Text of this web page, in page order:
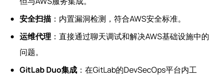
安全扫描 ：内置漏洞检测，符合AWS安全标准。
运维代理 ：直接通过聊天调试和解决AWS基础设施中的
问题。
GitLab Duo集成 ：在GitLab的DevSecOps平台内工